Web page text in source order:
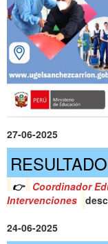
27-06-2025
👉
Coordinador
Intervenciones
24-06-2025